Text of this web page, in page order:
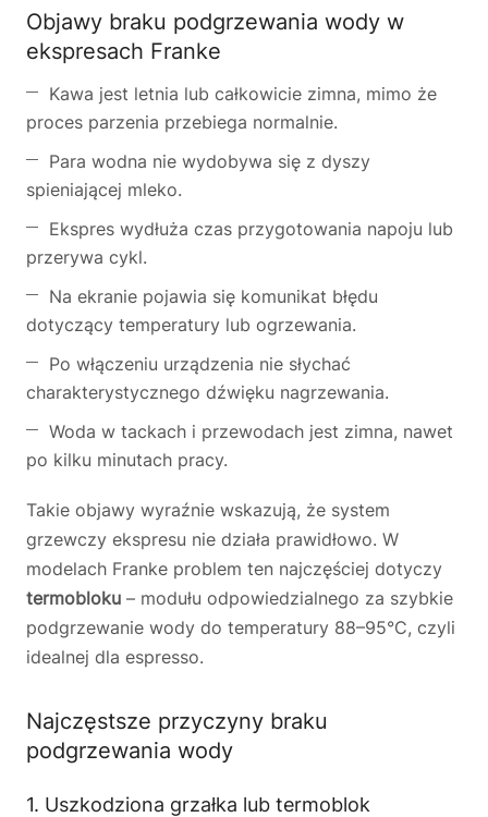
Objawy braku podgrzewania wody w
ekspresach Franke
Kawa jest letnia lub całkowicie zimna, mimo że
proces parzenia przebiega normalnie.
Para wodna nie wydobywa się z dyszy
spieniającej mleko.
Ekspres wydłuża czas przygotowania napoju lub
przerywa cykl.
Na ekranie pojawia się komunikat błędu
dotyczący temperatury lub ogrzewania.
Po włączeniu urządzenia nie słychać
charakterystycznego dźwięku nagrzewania.
Woda w tackach i przewodach jest zimna, nawet
po kilku minutach pracy.
Takie objawy wyraźnie wskazują, że system
grzewczy ekspresu nie działa prawidłowo. W
modelach Franke problem ten najczęściej dotyczy
termobloku – modułu odpowiedzialnego za szybkie
podgrzewanie wody do temperatury 88–95°C, czyli
idealnej dla espresso.
Najczęstsze przyczyny braku
podgrzewania wody
1. Uszkodziona grzałka lub termoblok